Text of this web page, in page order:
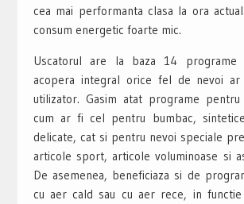
cea mai performanta clasa la ora
consum energetic foarte mic.
Uscatorul are la baza 14 programe
acopera integral orice fel de nevoi ar
utilizator. Gasim atat programe
cum ar fi cel pentru bumbac,
delicate, cat si pentru nevoi speciale
articole sport, articole voluminoase si
De asemenea, beneficiaza si de
cu aer cald sau cu aer rece, in